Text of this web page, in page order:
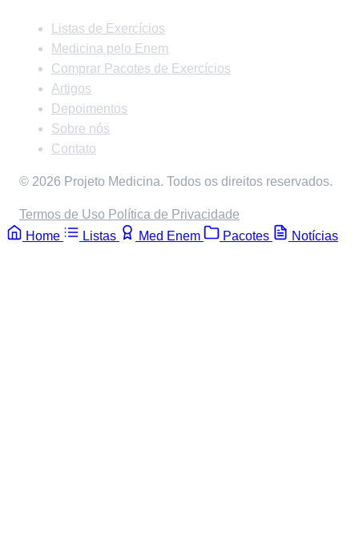
Listas de Exercícios
Medicina pelo Enem
Comprar Pacotes de Exercícios
Artigos
Depoimentos
Sobre nós
Contato
© 2026 Projeto Medicina. Todos os direitos reservados.
Termos de Uso Política de Privacidade
Home
Listas Med Enem Pacotes Notícias